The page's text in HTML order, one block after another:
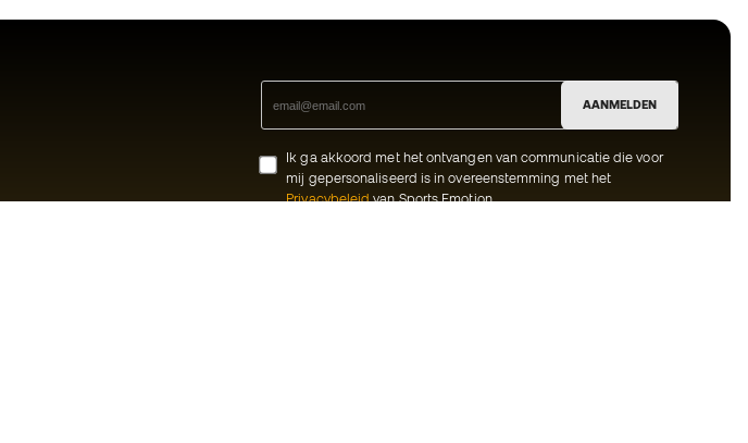
AANMELDEN
Ik ga akkoord met het ontvangen van communicatie die voor
mij gepersonaliseerd is in overeenstemming met het
Privacybeleidvan Sports Emotion.